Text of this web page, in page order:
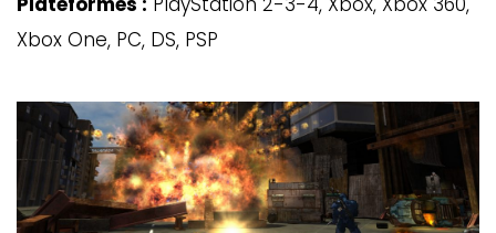
Xbox One, PC, DS, PSP